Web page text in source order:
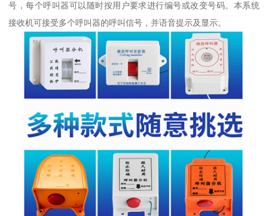
号，每个呼叫器可以随时按用户要求进行编号或改变号码。本系统
接收机可接受多个呼叫器的呼叫信号，并语音提示及显示。